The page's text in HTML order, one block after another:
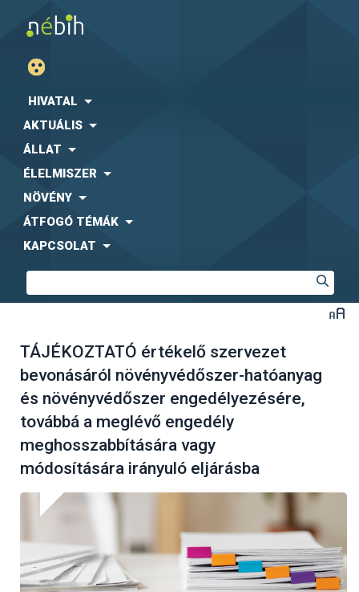
HIVATAL
AKTUÁLIS
ÁLLAT
ÉLELMISZER
NÖVÉNY
ÁTFOGÓ TÉMÁK
KAPCSOLAT
TÁJÉKOZTATÓ értékelő szervezet
bevonásáról növényvédőszer-hatóanyag
és növényvédőszer engedélyezésére,
továbbá a meglévő engedély
meghosszabbítására vagy
módosítására irányuló eljárásba